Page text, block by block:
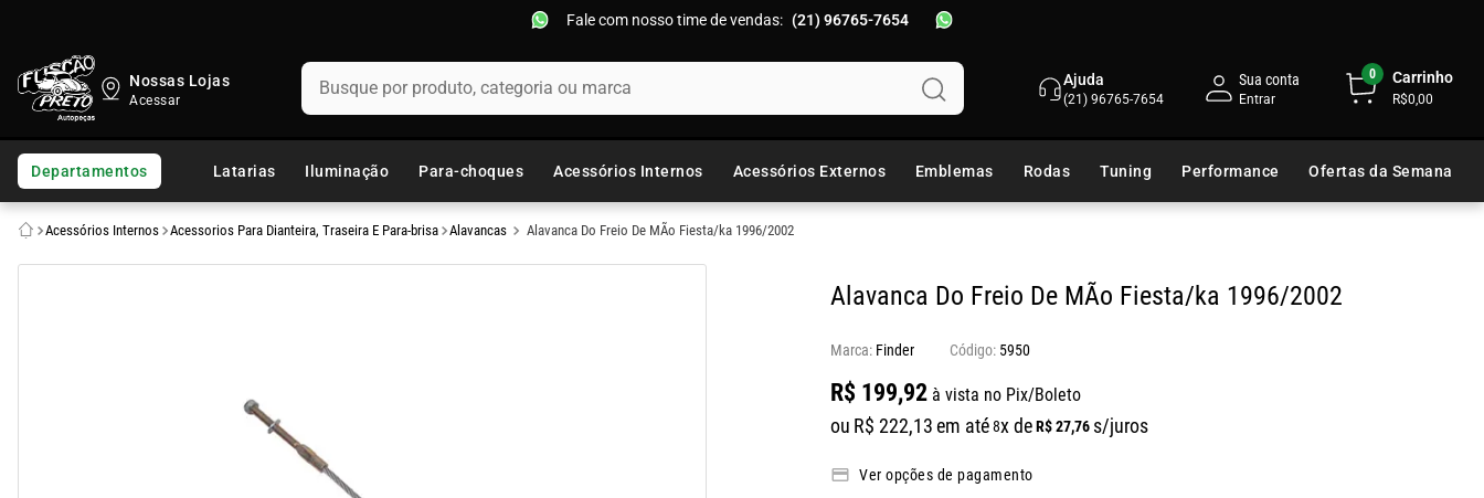
Fale com nosso time de vendas: (21) 96765-7654
Nossas Lojas Busque por produto, categoria ou marca Ajuda
(21) 96765-7654
Sua conta 0 Carrinho
R$0,00
Departamentos Latarias Iluminação Para-choques Acessórios Internos Acessórios Externos Emblemas Rodas Tuning Performance Ofertas da Semana
Acessórios Internos Acessorios Para Dianteira, Traseira E Para-brisa Alavancas Alavanca Do Freio De MÃo Fiesta/ka 1996/2002
Alavanca Do Freio De MÃo Fiesta/ka 1996/2002
Marca: Finder 5950
R$ 199,92 à vista no Pix/Boleto
ou R$ 222,13em até8x deR$27,76 s/juros
Ver opções de pagamento
TERMOS MAIS BUSCADOS
1º
fusca
2º
capo
7º
uno
calha chuva